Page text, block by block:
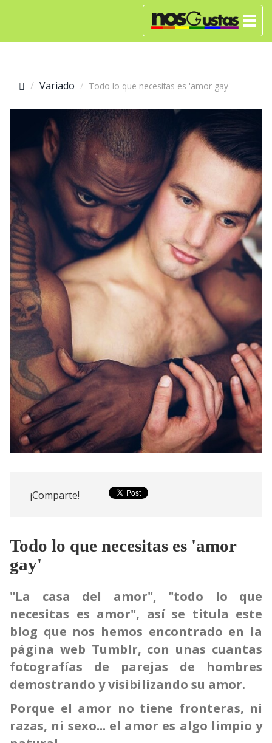
Variado Todo lo que necesitas es 'amor gay'
¡Comparte!
Todo lo que necesitas es 'amor
gay'
"La casa del amor", "todo lo que
necesitas es amor", así se titula este
blog que nos hemos encontrado en la
página web Tumblr, con unas cuantas
fotografías de parejas de hombres
demostrando y visibilizando su amor.
Porque el amor no tiene fronteras, ni
razas, ni sexo... el amor es algo limpio y